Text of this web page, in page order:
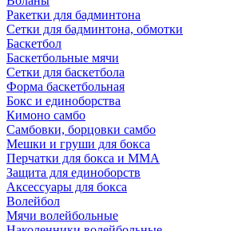
Ракетки для бадминтона
Сетки для бадминтона, обмотки
Баскетбол
Баскетбольные мячи
Сетки для баскетбола
Форма баскетбольная
Бокс и единоборства
Кимоно самбо
Самбовки, борцовки самбо
Мешки и груши для бокса
Перчатки для бокса и ММА
Защита для единоборств
Аксессуары для бокса
Волейбол
Мячи волейбольные